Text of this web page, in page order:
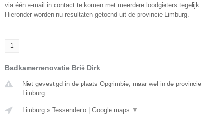
via één e-mail in contact te komen met meerdere loodgieters tegelijk.
Hieronder worden nu resultaten getoond uit de provincie Limburg.
1
Badkamerrenovatie Brié Dirk
Niet gevestigd in de plaats Opgrimbie, maar wel in de provincie
Limburg.
Limburg » Tessenderlo Google maps ▼